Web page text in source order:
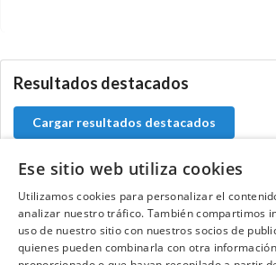
Resultados destacados
Cargar resultados destacados
Contacta con el equipo de
Opina
Ese sitio web utiliza cookies
Utilizamos cookies para personalizar el
analizar nuestro tráfico. También compartimos
uso de nuestro sitio con nuestros socios de
quienes pueden combinarla con otra